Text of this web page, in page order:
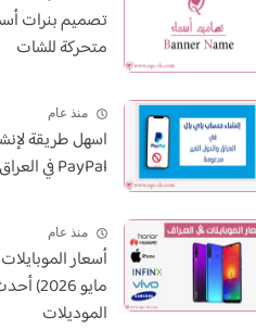
تصميم بنرات
متحركة للشات
منذ عام
اسهل طريقة
PayPal في العراق
منذ عام
أسعار
مايو
الموديلات